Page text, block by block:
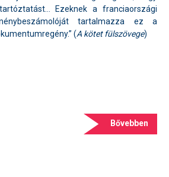
Ezeknek a franciaországi
tartalmazza ez a
(A kötet fülszövege)
Bővebben